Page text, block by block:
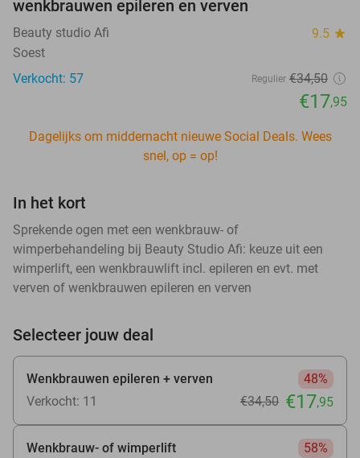
wenkbrauwen epileren en verven
Beauty studio Afi 9.5 star
Soest
Verkocht: 57
Regulier €34,50
€17,95
Dagelijks om middernacht nieuwe Social Deals. Wees
snel, op = op!
In het kort
Sprekende ogen met een wenkbrauw- of
wimperbehandeling bij Beauty Studio Afi: keuze uit een
wimperlift, een wenkbrauwlift incl. epileren en evt. met
verven of wenkbrauwen epileren en verven
Selecteer jouw deal
Wenkbrauwen epileren + verven
48%
Verkocht: 11
€34,50 €17,95
Wenkbrauw- of wimperlift
58%